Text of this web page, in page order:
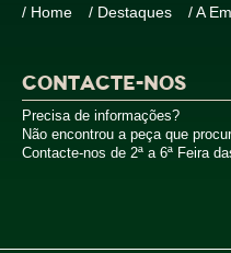
/ Home / Destaques / A
CONTACTE-NOS
Precisa de informações?
Não encontrou a peça que
Contacte-nos de 2ª a 6ª Feira